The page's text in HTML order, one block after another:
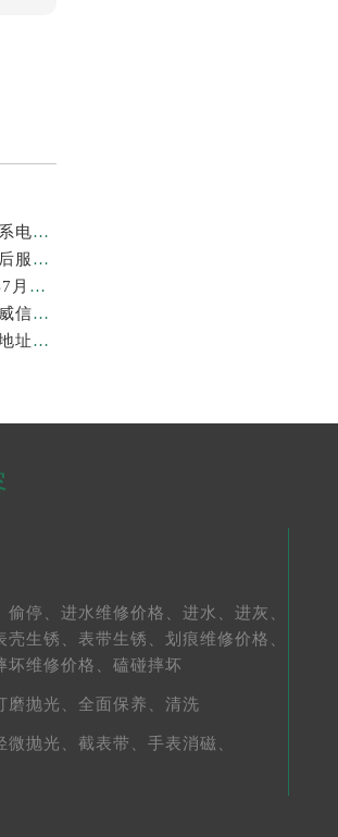
亲身到店探访上海劳力士官方售后服务中心｜地址与联系电话（2026年7月最新）
亲身探访上海劳力士官方售后服务中心｜详细地址及售后服务电话（2026年7月最新）
上海劳力士维修费最新收费标准明细权威公示（2026年7月最新）
上海劳力士官方售后服务中心｜官方地址及服务热线权威信息公示（2026年7月最新）
亲身到店探访上海劳力士官方售后服务中心｜最新维修地址与官方电话（2026年7月最新）
偷停、 进水维修价格、 进水、 进灰、
壳生锈、 表带生锈、 划痕维修价格、
坏维修价格、 磕碰摔坏
磨抛光、 全面保养、 清洗
微抛光、 截表带、 手表消磁、